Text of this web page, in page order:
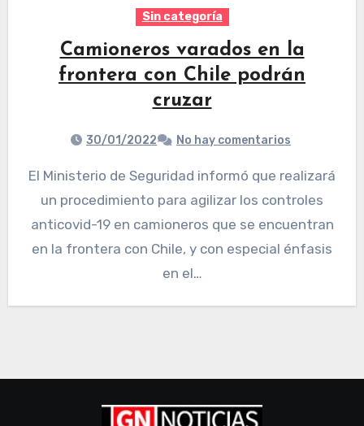
Sin categoría
Camioneros varados en la
frontera con Chile podrán
cruzar
30/01/2022 No hay comentarios
El Ministerio de Seguridad informó que realizará
un procedimiento para agilizar los controles
anticovid-19 en camioneros que se encuentran
en la frontera con Chile, y con especial énfasis
en el…